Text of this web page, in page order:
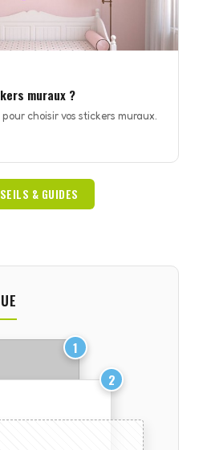
muraux ?
choisir vos stickers muraux.
& GUIDES
1
2